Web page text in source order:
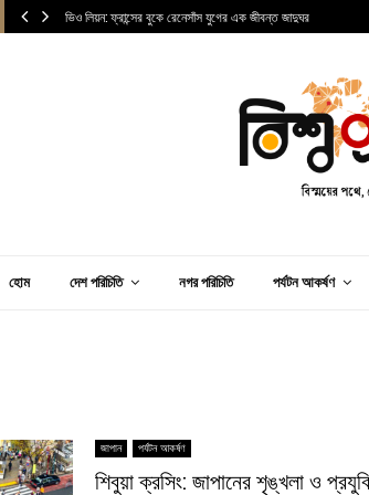
ভিও লিয়ন: ফ্রান্সের বুকে রেনেসাঁস যুগের এক জীবন্ত জাদুঘর
হোম দেশ পরিচিতি নগর পরিচিতি পর্যটন আকর্ষণ
জাপান পর্যটন আকর্ষণ
শিবুয়া ক্রসিং: জাপানের শৃঙ্খলা ও